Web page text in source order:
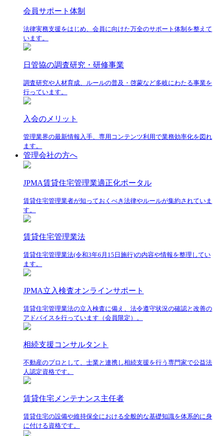
会員サポート体制
法律実務支援をはじめ、会員に向けた万全のサポート体制を整えて
います。
日管協の調査研究・研修事業
調査研究や人材育成、ルールの普及・啓蒙など多岐にわたる事業を
行っています。
入会のメリット
管理業界の最新情報入手、専用コンテンツ利用で業務効率化を図れ
ます。
管理会社の方へ
JPMA賃貸住宅管理業適正化ポータル
賃貸住宅管理業者が知っておくべき法律やルールが集約されていま
す。
賃貸住宅管理業法
賃貸住宅管理業法(令和3年6月15日施行)の内容や情報を整理してい
ます。
JPMA立入検査オンラインサポート
賃貸住宅管理業法の立入検査に備え、法令遵守状況の確認と改善の
アドバイスを行っています（会員限定）。
相続支援コンサルタント
不動産のプロとして、士業と連携し相続支援を行う専門家で公益法
人認定資格です。
賃貸住宅メンテナンス主任者
賃貸住宅の設備や維持保全における全般的な基礎知識を体系的に身
に付ける資格です。